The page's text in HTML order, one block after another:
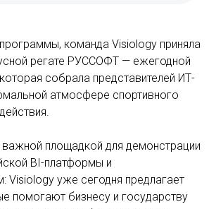
команда Visiology приняла
регате РУССОФТ — ежегодной
собрала представителей ИТ-
атмосфере спортивного
площадкой для демонстрации
BI-платформы и
Visiology уже сегодня предлагает
помогают бизнесу и государству